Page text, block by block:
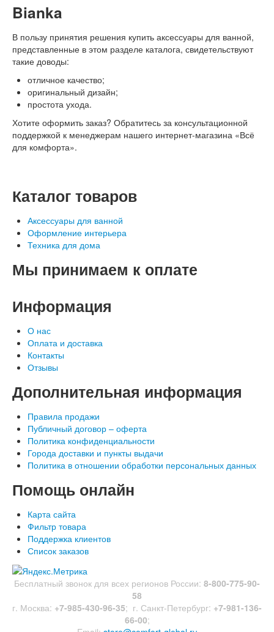
Bianka
В пользу принятия решения купить аксессуары для ванной,
представленные в этом разделе каталога, свидетельствуют
такие доводы:
отличное качество;
оригинальный дизайн;
простота ухода.
Хотите оформить заказ? Обратитесь за консультационной
поддержкой к менеджерам нашего интернет-магазина «Всё
для комфорта».
Каталогтоваров
Аксессуары для ванной
Оформление интерьера
Техника для дома
Мы принимаем к оплате
Информация
О нас
Оплата и доставка
Контакты
Отзывы
Дополнительная информация
Правила продажи
Публичный договор – оферта
Политика конфиденциальности
Города доставки и пункты выдачи
Политика в отношении обработки персональных данных
Помощь онлайн
Карта сайта
Фильтр товара
Поддержка клиентов
Список заказов
Бесплатный звонок для всех регионов России: 8-800-775-90-
58
г. Москва: +7-985-430-96-35; г. Санкт-Петербург: +7-981-136-
66-00;